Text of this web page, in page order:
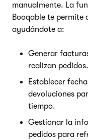
manualmente. La
Booqable te permite
ayudándote a:
Generar
realizan pedidos.
Establecer
devoluciones
tiempo.
Gestionar la
pedidos para